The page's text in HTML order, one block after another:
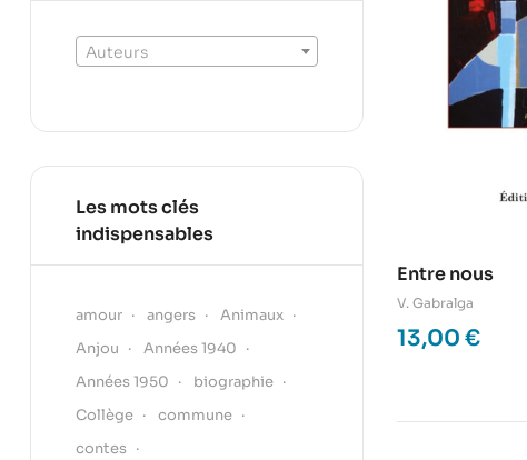
Entre nous
V. Gabralga
13,00 €
Auteurs
Les mots clés
indispensables
amour angers
Animaux
Anjou
Années 1940
Années 1950
biographie
Collège
commune
contes